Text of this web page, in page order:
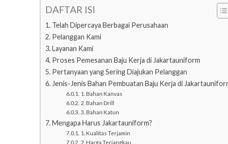
DAFTAR ISI
Telah Dipercaya Berbagai Perusahaan
Pelanggan Kami
Layanan Kami
Proses Pemesanan Baju Kerja di Jakartauniform
Pertanyaan yang Sering Diajukan Pelanggan
Jenis-Jenis Bahan Pembuatan Baju Kerja di
1. Bahan Kanvas
2. Bahan Drill
3. Bahan Katun
Mengapa Harus Jakartauniform?
1. Kualitas Terjamin
2. Harga Terjangkau